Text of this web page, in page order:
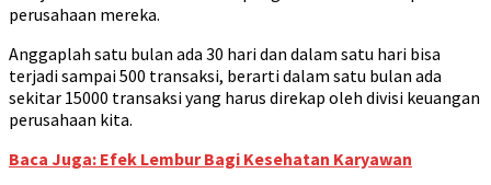
perusahaan mereka.
Anggaplah satu bulan ada 30 hari dan dalam satu hari bisa
terjadi sampai 500 transaksi, berarti dalam satu bulan ada
sekitar 15000 transaksi yang harus direkap oleh divisi keuangan
perusahaan kita.
Baca Juga: Efek Lembur Bagi Kesehatan Karyawan